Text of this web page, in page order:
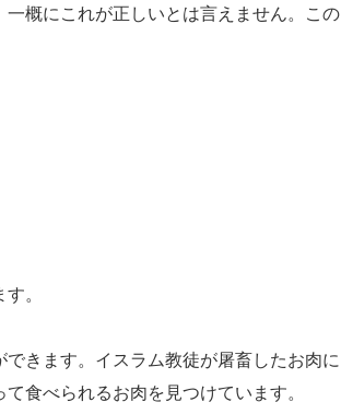
概にこれが正しいとは言えません。この
。
きます。イスラム教徒が屠畜したお肉に
食べられるお肉を見つけています。